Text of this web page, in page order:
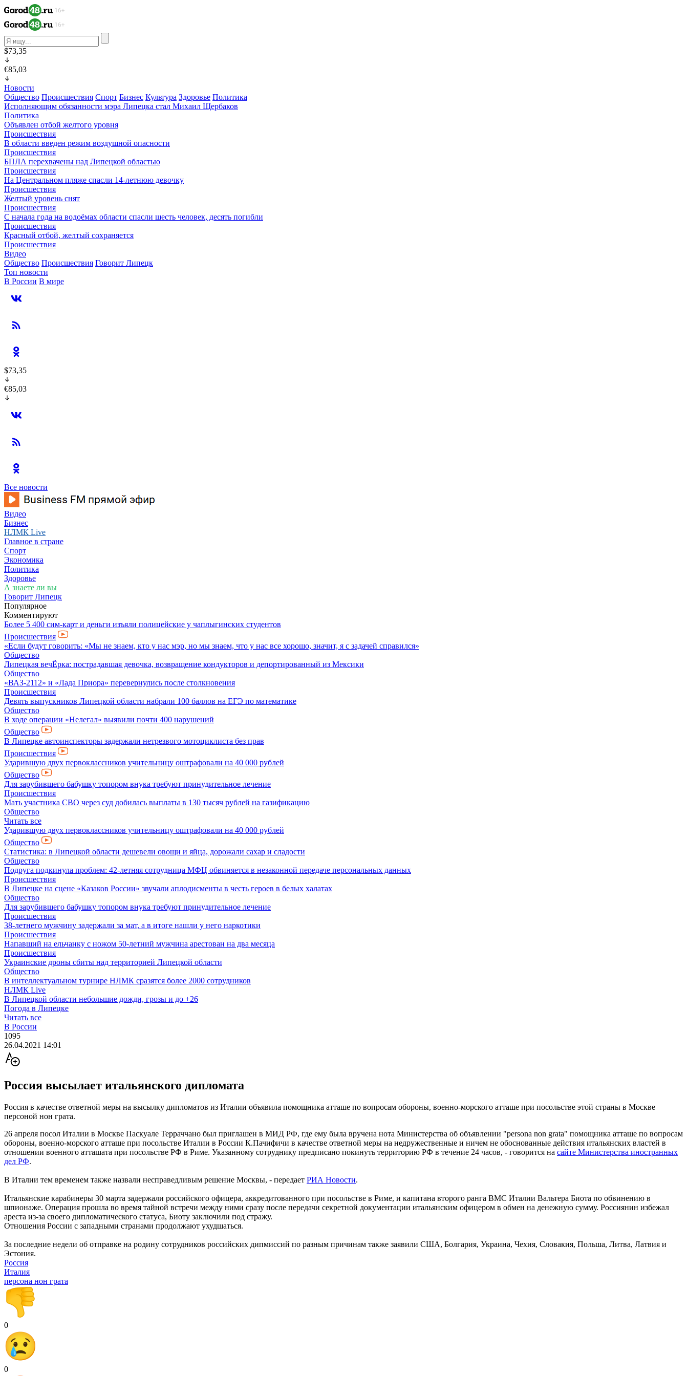
$73,35
€85,03
Новости
Общество Происшествия Спорт Бизнес Культура Здоровье Политика
Исполняющим обязанности мэра Липецка стал Михаил Щербаков
Политика
Объявлен отбой желтого уровня
Происшествия
В области введен режим воздушной опасности
Происшествия
БПЛА перехвачены над Липецкой областью
Происшествия
На Центральном пляже спасли 14-летнюю девочку
Происшествия
Желтый уровень снят
Происшествия
С начала года на водоёмах области спасли шесть человек, десять погибли
Происшествия
Красный отбой, желтый сохраняется
Происшествия
Видео
Общество Происшествия Говорит Липецк
Топ новости
В России В мире
$73,35
€85,03
Все новости
Видео
Бизнес
НЛМК Live
Главное в стране
Спорт
Экономика
Политика
Здоровье
А знаете ли вы
Говорит Липецк
Популярное
Комментируют
Более 5 400 сим-карт и деньги изъяли полицейские у чаплыгинских студентов
Происшествия
«Если будут говорить: «Мы не знаем, кто у нас мэр, но мы знаем, что у нас все хорошо, значит, я с задачей справился»
Общество
Липецкая вечЁрка: пострадавшая девочка, возвращение кондукторов и депортированный из Мексики
Общество
«ВАЗ-2112» и «Лада Приора» перевернулись после столкновения
Происшествия
Девять выпускников Липецкой области набрали 100 баллов на ЕГЭ по математике
Общество
В ходе операции «Нелегал» выявили почти 400 нарушений
Общество
В Липецке автоинспекторы задержали нетрезвого мотоциклиста без прав
Происшествия
Ударившую двух первоклассников учительницу оштрафовали на 40 000 рублей
Общество
Для зарубившего бабушку топором внука требуют принудительное лечение
Происшествия
Мать участника СВО через суд добилась выплаты в 130 тысяч рублей на газификацию
Общество
Читать все
Ударившую двух первоклассников учительницу оштрафовали на 40 000 рублей
Общество
Статистика: в Липецкой области дешевели овощи и яйца, дорожали сахар и сладости
Общество
Подруга подкинула проблем: 42-летняя сотрудница МФЦ обвиняется в незаконной передаче персональных данных
Происшествия
В Липецке на сцене «Казаков России» звучали аплодисменты в честь героев в белых халатах
Общество
Для зарубившего бабушку топором внука требуют принудительное лечение
Происшествия
38-летнего мужчину задержали за мат, а в итоге нашли у него наркотики
Происшествия
Напавший на ельчанку с ножом 50-летний мужчина арестован на два месяца
Происшествия
Украинские дроны сбиты над территорией Липецкой области
Общество
В интеллектуальном турнире НЛМК сразятся более 2000 сотрудников
НЛМК Live
В Липецкой области небольшие дожди, грозы и до +26
Погода в Липецке
Читать все
В России
1095
26.04.2021 14:01
Россия высылает итальянского дипломата
Россия в качестве ответной меры на высылку дипломатов из Италии объявила помощника атташе по вопросам обороны, военно-морского атташе при посольстве этой страны в Москве
персоной нон грата.
26 апреля посол Италии в Москве Паскуале Терраччано был приглашен в МИД РФ, где ему была вручена нота Министерства об объявлении "persona non grata" помощника атташе по вопросам
обороны, военно-морского атташе при посольстве Италии в России К.Пачифичи в качестве ответной меры на недружественные и ничем не обоснованные действия итальянских властей в
отношении военного атташата при посольстве РФ в Риме. Указанному сотруднику предписано покинуть территорию РФ в течение 24 часов, - говорится на сайте Министерства иностранных
дел РФ.
В Италии тем временем также назвали несправедливым решение Москвы, - передает РИА Новости.
Итальянские карабинеры 30 марта задержали российского офицера, аккредитованного при посольстве в Риме, и капитана второго ранга ВМС Италии Вальтера Биота по обвинению в
шпионаже. Операция прошла во время тайной встречи между ними сразу после передачи секретной документации итальянским офицером в обмен на денежную сумму. Россиянин избежал
ареста из-за своего дипломатического статуса, Биоту заключили под стражу.
Отношения России с западными странами продолжают ухудшаться.
За последние недели об отправке на родину сотрудников российских дипмиссий по разным причинам также заявили США, Болгария, Украина, Чехия, Словакия, Польша, Литва, Латвия и
Эстония.
Россия
Италия
персона нон грата
0
0